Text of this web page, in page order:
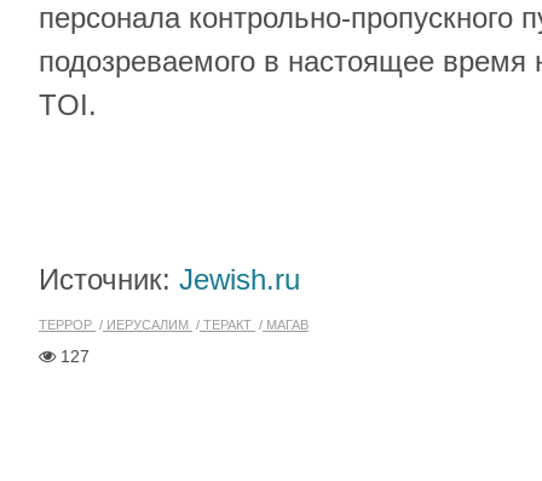
персонала контрольно-пропускного
подозреваемого в настоящее время
TOI.
Источник: Jewish.ru
ТЕРРОР ИЕРУСАЛИМ ТЕРАКТ МАГАВ
127